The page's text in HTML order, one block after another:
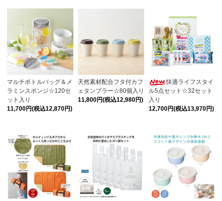
マルチボトルバッグ＆メ
ラミンスポンジ☆120セ
ット入り
11,700円(税込12,870円)
天然素材配合フタ付カフ
ェタンブラー☆80個入り
11,800円(税込12,980円)
快適ライフスタイ
ル5点セット☆32セット
入り
12,700円(税込13,970円)